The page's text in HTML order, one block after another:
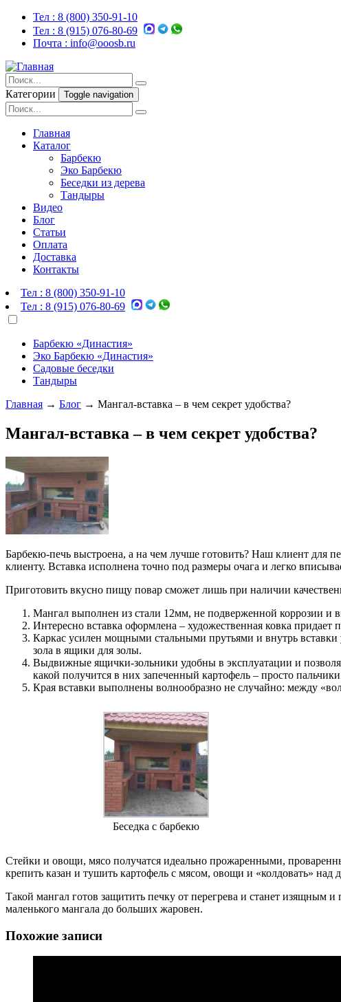
Тел : 8 (800) 350-91-10
Тел : 8 (915) 076-80-69
Почта : info@ooosb.ru
Категории Toggle navigation
Главная
Каталог
Барбекю
Эко Барбекю
Беседки из дерева
Тандыры
Видео
Блог
Статьи
Оплата
Доставка
Контакты
Тел : 8 (800) 350-91-10
Тел : 8 (915) 076-80-69
Барбекю «Династия»
Эко Барбекю «Династия»
Садовые беседки
Тандыры
Главная → Блог → Мангал-вставка – в чем секрет удобства?
Мангал-вставка – в чем секрет удобства?
Барбекю-печь выстроена, а на чем лучше готовить? Наш клиент для
клиенту. Вставка исполнена точно под размеры очага и легко
Приготовить вкусно пищу повар сможет лишь при наличии
Мангал выполнен из стали 12мм, не подверженной коррозии и
Интересно вставка оформлена – художественная ковка
Каркас усилен мощными стальными прутьями и внутрь вставки
зола в ящики для золы.
Выдвижные ящички-зольники удобны в эксплуатации и
какой получится в них запеченный картофель – просто
Края вставки выполнены волнообразно не случайно: между
Беседка с барбекю
Стейки и овощи, мясо получатся идеально прожаренными,
крепить казан и тушить картофель с мясом, овощи и «колдовать»
Такой мангал готов защитить печку от перегрева и станет
маленького мангала до больших жаровен.
Похожие записи